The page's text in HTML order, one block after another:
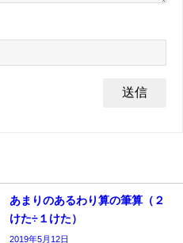
あまりのあるわり算の筆算（２
けた÷１けた）
2019年5月12日